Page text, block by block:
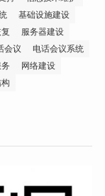
基础设施建设
服务器建设
会议
电话会议系统
网络建设